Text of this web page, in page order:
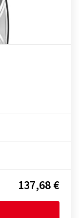
137,68 €